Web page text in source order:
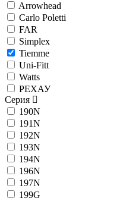
Arrowhead
Carlo Poletti
FAR
Simplex
Tiemme
Uni-Fitt
Watts
РЕХАУ
Серия
190N
191N
192N
193N
194N
196N
197N
199G